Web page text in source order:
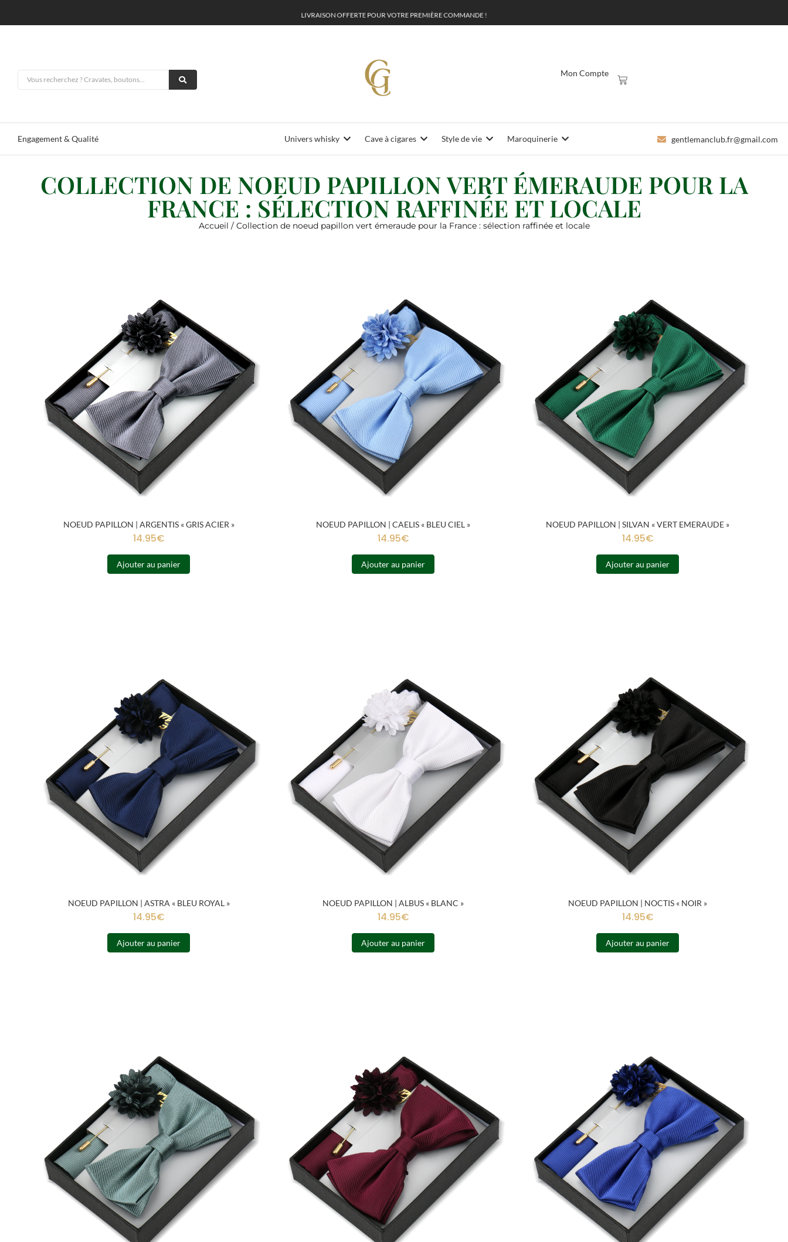
VRAISONOFFERTEP UR VOTRE PREMIÈRECOMMANDE
Mon Compte
Engagement & Qualité Univers whisky Cave à cigares Style de vie Maroquinerie gentlemanclub.fr@gmail.com
COLLECTION DE NOEUD PAPILLON VERT ÉMERAUDE POUR LA
FRANCE : SÉLECTION RAFFINÉE ET LOCALE
Accueil / Collection de noeud papillon vert émeraude pour la France : sélection raffinée et locale
NOEUD PAPILLON | ARGENTIS « GRIS ACIER »
14.95€
Ajouter au panier
NOEUD PAPILLON | CAELIS « BLEU CIEL »
14.95€
Ajouter au panier
NOEUD PAPILLON | SILVAN « VERT EMERAUDE »
14.95€
Ajouter au panier
NOEUD PAPILLON | ASTRA « BLEU ROYAL »
14.95€
Ajouter au panier
NOEUD PAPILLON | ALBUS « BLANC »
14.95€
Ajouter au panier
NOEUD PAPILLON | NOCTIS « NOIR »
14.95€
Ajouter au panier